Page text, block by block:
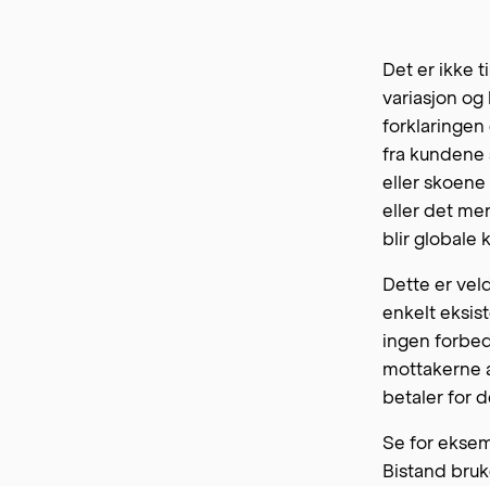
Det er ikke
variasjon
fra kundene
eller
eller det
blir globale
Dette er
enkelt
ingen
mottakerne
betaler for
Se for
Bistand